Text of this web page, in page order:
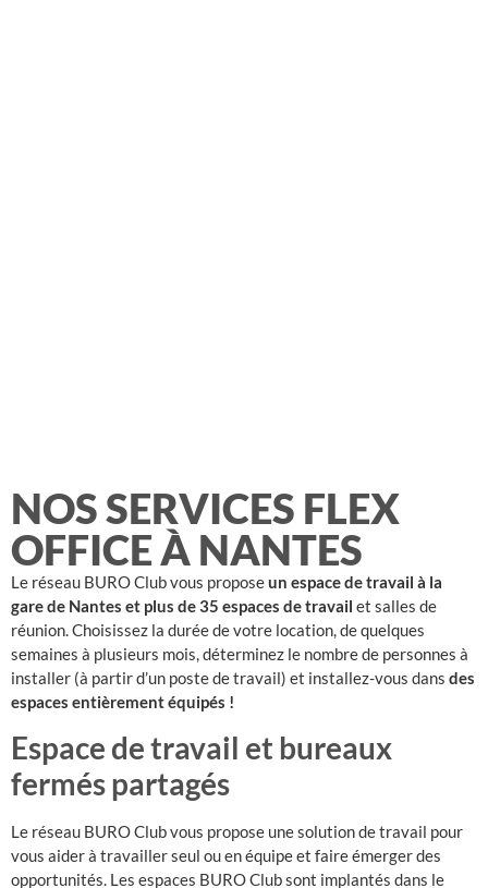
NOS SERVICES FLEX
OFFICE À NANTES
Le réseau BURO Club vous proposeun espace de travail à la
gare de Nantes et plus de 35 espaces de travail et salles de
réunion. Choisissez la durée de votre location, de quelques
semaines à plusieurs mois, déterminez le nombre de personnes à
installer (à partir d’un poste de travail) et installez-vous dans des
espaces entièrement équipés !
Espace de travail et bureaux
fermés partagés
Le réseau BURO Club vous propose une solution de travail pour
vous aider à travailler seul ou en équipe et faire émerger des
opportunités. Les espaces BURO Club sont implantés dans le